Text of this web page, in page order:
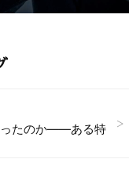
ったのか——ある特